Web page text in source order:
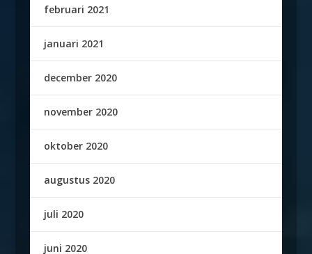
februari 2021
januari 2021
december 2020
november 2020
oktober 2020
augustus 2020
juli 2020
juni 2020